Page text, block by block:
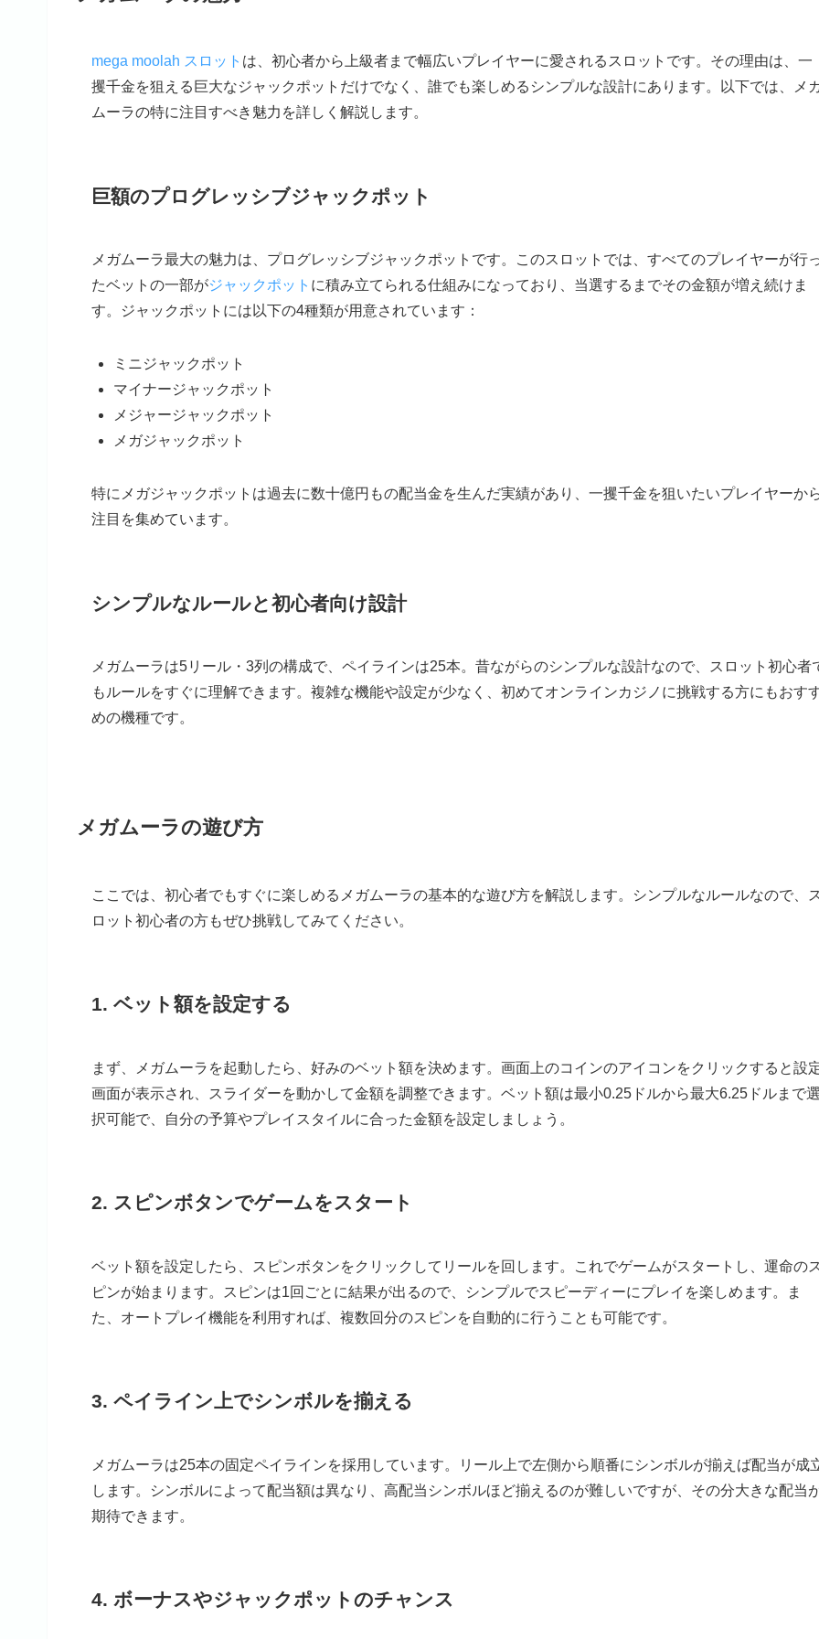
mega moolah スロット は、初心者から上級者まで幅広いプレイヤーに愛されるスロットです。その理由は、一
攫千金を狙える巨大なジャックポットだけでなく、誰でも楽しめるシンプルな設計にあります。以下では、メ
ムーラの特に注目すべき魅力を詳しく解説します。
巨額のプログレッシブジャックポット
メガムーラ最大の魅力は、プログレッシブジャックポットです。このスロットでは、すべてのプレイヤーが行
たベットの一部がジャックポット に積み立てられる仕組みになっており、当選するまでその金額が増え続けま
す。ジャックポットには以下の4種類が用意されています：
ミニジャックポット
マイナージャックポット
メジャージャックポット
メガジャックポット
特にメガジャックポットは過去に数十億円もの配当金を生んだ実績があり、一攫千金を狙いたいプレイヤーか
注目を集めています。
シンプルなルールと初心者向け設計
メガムーラは5リール・3列の構成で、ペイラインは25本。昔ながらのシンプルな設計なので、スロット初心者
もルールをすぐに理解できます。複雑な機能や設定が少なく、初めてオンラインカジノに挑戦する方にもおす
めの機種です。
メガムーラの遊び方
ここでは、初心者でもすぐに楽しめるメガムーラの基本的な遊び方を解説します。シンプルなルールなので、
ロット初心者の方もぜひ挑戦してみてください。
1. ベット額を設定する
まず、メガムーラを起動したら、好みのベット額を決めます。画面上のコインのアイコンをクリックすると設
画面が表示され、スライダーを動かして金額を調整できます。ベット額は最小0.25ドルから最大6.25ドルまで選
択可能で、自分の予算やプレイスタイルに合った金額を設定しましょう。
2. スピンボタンでゲームをスタート
ベット額を設定したら、スピンボタンをクリックしてリールを回します。これでゲームがスタートし、運命の
ピンが始まります。スピンは1回ごとに結果が出るので、シンプルでスピーディーにプレイを楽しめます。ま
た、オートプレイ機能を利用すれば、複数回分のスピンを自動的に行うことも可能です。
3. ペイライン上でシンボルを揃える
メガムーラは25本の固定ペイラインを採用しています。リール上で左側から順番にシンボルが揃えば配当が成
します。シンボルによって配当額は異なり、高配当シンボルほど揃えるのが難しいですが、その分大きな配当
期待できます。
4. ボーナスやジャックポットのチャンス